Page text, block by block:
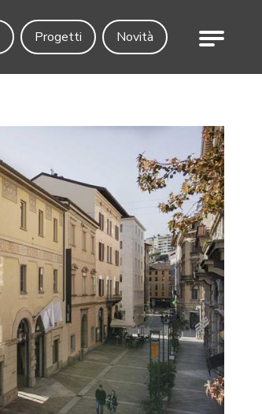
Progetti Novità Menu